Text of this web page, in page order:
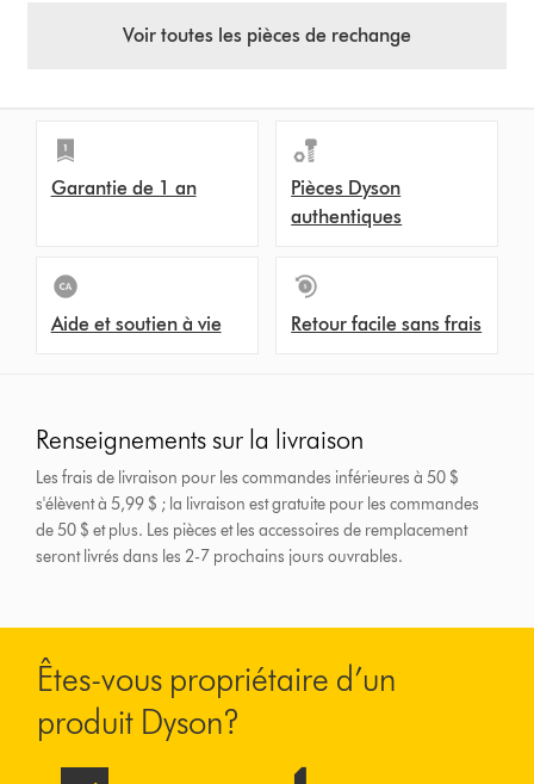
Voir toutes les pièces de rechange
Garantie de 1 an
Pièces Dyson
authentiques
Aide et soutien à vie Retour facile sans frais
Renseignements sur la livraison
Les frais de livraison pour les commandes inférieures à 50 $
s'élèvent à 5,99 $ ; la livraison est gratuite pour les commandes
de 50 $ et plus. Les pièces et les accessoires de remplacement
seront livrés dans les 2-7 prochains jours ouvrables.
Êtes-vous propriétaire d’un
produit Dyson?